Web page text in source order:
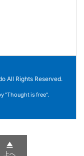
All Rights Reserved.
"Thought is free".

上へ